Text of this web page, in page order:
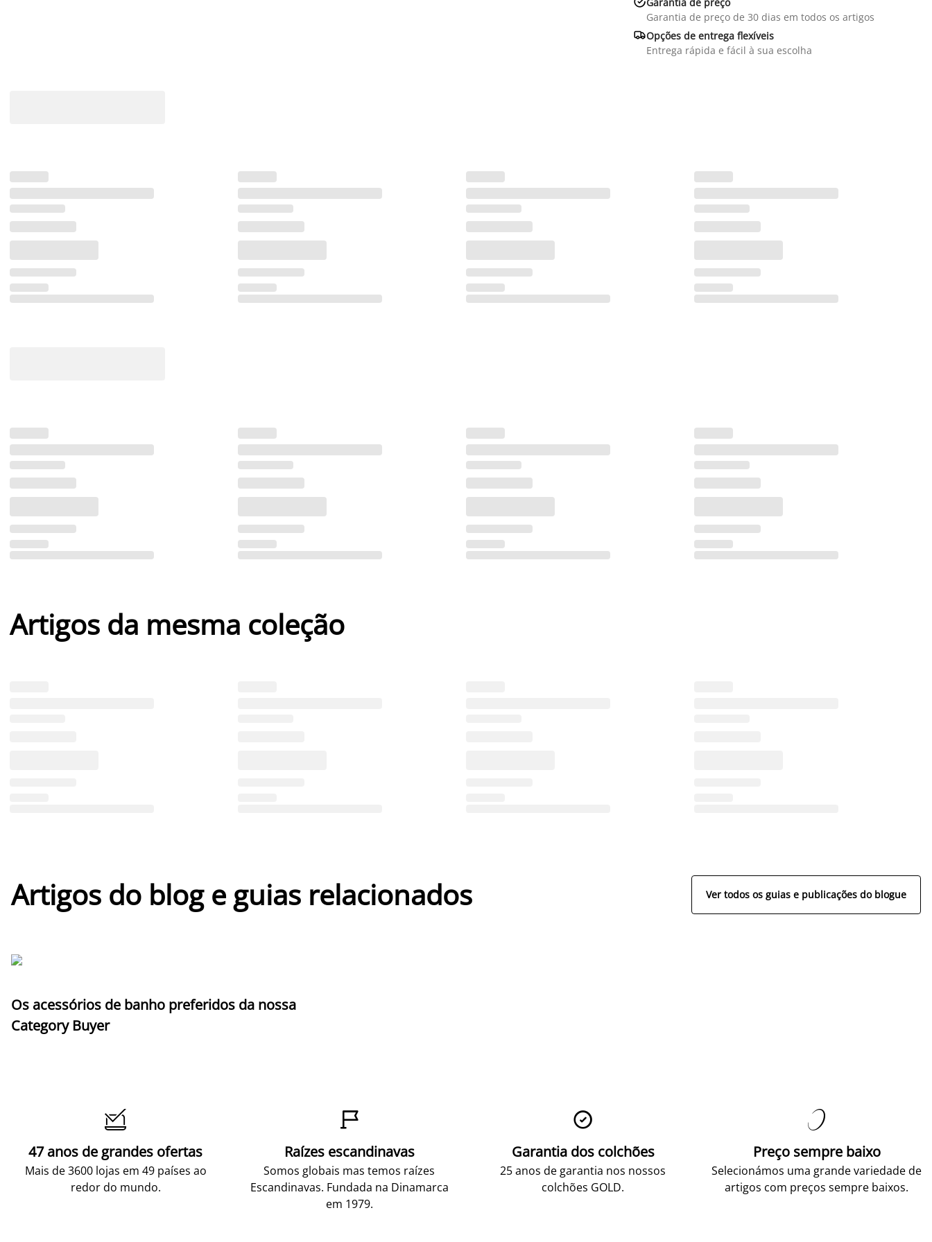
Garantia de preço de 30 dias em todos os artigos
Opções de entrega flexíveis
Entrega rápida e fácil à sua escolha
Artigos da mesma coleção
Artigos do blog e guias relacionados Ver todos os guias e publicações do blogue
Os acessórios de banho preferidos da nossa
Category Buyer

47 anos de grandes ofertas
Mais de 3600 lojas em 49 países ao
redor do mundo.

Raízes escandinavas
Somos globais mas temos raízes
Escandinavas. Fundada na Dinamarca
em 1979.

Garantia dos colchões
25 anos de garantia nos nossos
colchões GOLD.

Preço sempre baixo
Selecionámos uma grande variedade de
artigos com preços sempre baixos.